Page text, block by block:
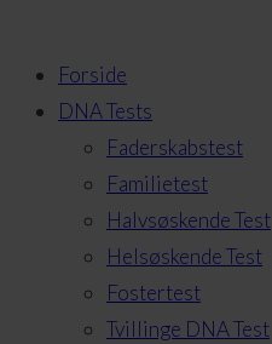
Forside
DNA Tests
Faderskabstest
Familietest
Halvsøskende Test
Helsøskende Test
Fostertest
Tvillinge DNA Test